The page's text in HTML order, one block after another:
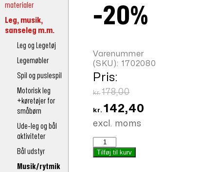
materialer
Leg, musik,
sanseleg m.m.
Leg og Legetøj
Legemøbler
Spil og puslespil
Motorisk leg
+køretøjer for
småbørn
Ude-leg og bål
aktiviteter
Bål udstyr
Musik/rytmik
-20%
Varenummer
(SKU): 1702080
Pris:
kr. 178,00Den
oprindelige
kr.178,00.
kr. 142,40
excl. moms
Diabolo
med
Tilføj til kurv